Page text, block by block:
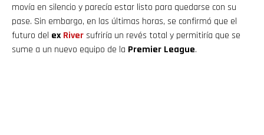
movía en silencio y parecía estar listo para quedarse con su
pase. Sin embargo, en las últimas horas, se confirmó que el
futuro del ex Riversufriría un revés total y permitiría que se
sume a un nuevo equipo de la Premier League.